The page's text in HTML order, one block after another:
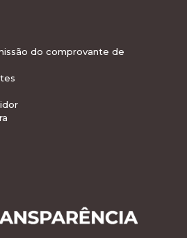
do comprovante de